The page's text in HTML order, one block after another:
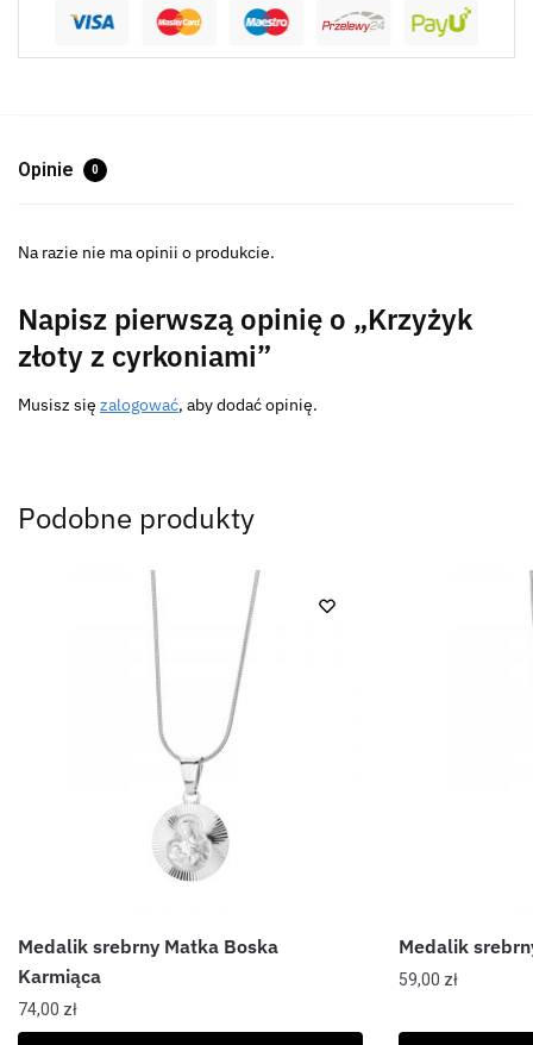
Opinie 0
Na razie nie ma opinii o produkcie.
Napisz pierwszą opinię o „Krzyżyk
złoty z cyrkoniami”
Musisz się zalogować, aby dodać opinię.
Podobne produkty
Medalik srebrny Matka Boska
Karmiąca
74,00 zł
Medalik
59,00 zł